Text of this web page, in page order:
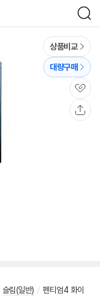
검
색
상품비교
대량구매
관
심
슬림(일반) / 펜티엄4 화이